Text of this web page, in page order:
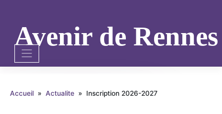
Avenir de
Accueil » Actualite » Inscription 2026-2027